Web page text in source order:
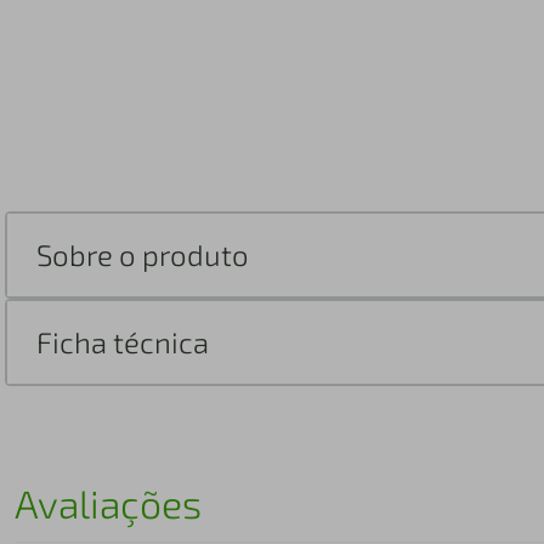
Sobre o produto
Ficha técnica
Avaliações